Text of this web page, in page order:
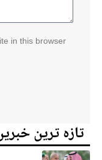
in this browser
تازہ ترین